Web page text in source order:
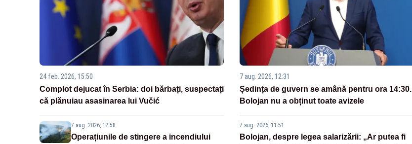
24 feb. 2026, 15:50
Complot dejucat în Serbia: doi bărbați, suspectați
că plănuiau asasinarea lui Vučić
7 aug. 2026, 12:58
Operațiunile de stingere a incendiului
7 aug. 2026, 12:31
Ședința de guvern se amână pentru ora 14:30.
Bolojan nu a obținut toate avizele
7 aug. 2026, 11:51
Bolojan, despre legea salarizării: „Ar putea fi